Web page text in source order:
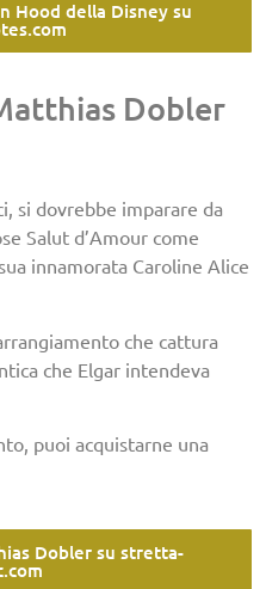
Hood della Disney su
Dobler
si dovrebbe imparare da
Salut d’Amour come
innamorata Caroline Alice
che cattura
che Elgar intendeva
puoi acquistarne una
Dobler su stretta-